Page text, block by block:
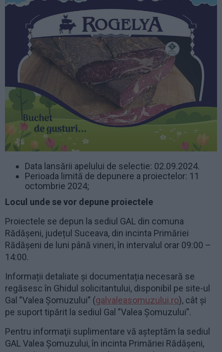
Data lansării apelului de selectie: 02.09.2024.
Perioada limită de depunere a proiectelor: 11
octombrie 2024;
Locul unde se vor depune proiectele
Proiectele se depun la sediul GAL din comuna
Rădășeni, județul Suceava, din incinta Primăriei
Rădășeni de luni până vineri, în intervalul orar 09:00 –
14:00.
Informații detaliate și documentația necesară se
regăsesc în Ghidul solicitantului, disponibil pe site-ul
Gal ”Valea Șomuzului” (galvaleasomuzului.ro), cât și
pe suport tipărit la sediul Gal ”Valea Șomuzului”.
Pentru informaţii suplimentare vă așteptăm la sediul
GAL Valea Șomuzului, în incinta Primăriei Rădășeni,